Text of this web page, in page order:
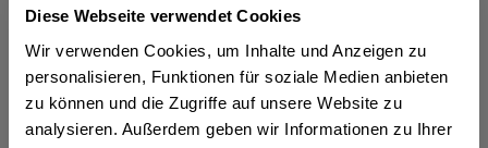
Diese Webseite verwendet Cookies
Wir verwenden Cookies, um Inhalte und Anzeigen zu
personalisieren, Funktionen für soziale Medien anbieten
zu können und die Zugriffe auf unsere Website zu
analysieren. Außerdem geben wir Informationen zu Ihrer
MEHRWEG
+7,00 € Pfand
In denWarenkorb